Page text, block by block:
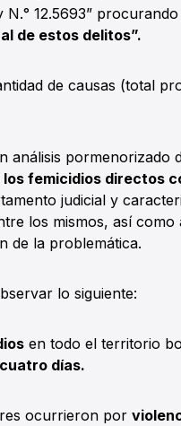
12.5693” procurando
de estos delitos”.
de causas (total
análisis pormenorizado
femicidios directos
judicial y
los mismos, así
de la problemática.
lo siguiente:
en todo el territorio
días.
ocurrieron por